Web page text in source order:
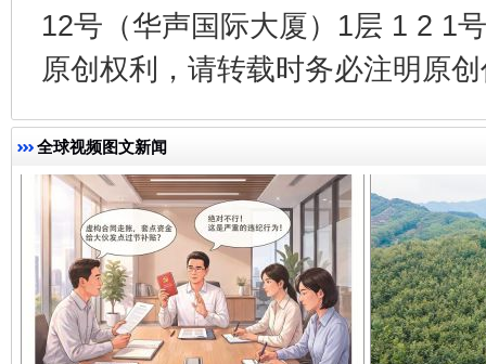
12号（华声国际大厦）1层 1 2 1
原创权利，请转载时务必注明原
全球视频图文新闻
揭开“小金库”的免责幌子